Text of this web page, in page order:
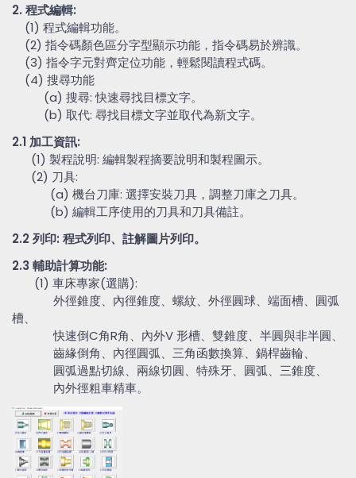
2. 程式編輯:
(1) 程式編輯功能。
(2) 指令碼顏色區分字型顯示功能，指令碼易於辨識。
(3) 指令字元對齊定位功能，輕鬆閱讀程式碼。
(4) 搜尋功能
(a) 搜尋: 快速尋找目標文字。
(b) 取代: 尋找目標文字並取代為新文字。
2.1 加工資訊:
(1) 製程說明: 編輯製程摘要說明和製程圖示。
(2) 刀具:
(a) 機台刀庫: 選擇安裝刀具，調整刀庫之刀具。
(b) 編輯工序使用的刀具和刀具備註。
2.2 列印: 程式列印、註解圖片列印。
2.3 輔助計算功能:
(1) 車床專家(選購):
外徑錐度、內徑錐度、螺紋、外徑圓球、端面槽、圓弧
槽、
快速倒C角R角、內外V 形槽、雙錐度、半圓與非半圓、
齒緣倒角、內徑圓弧、三角函數換算、鍋桿齒輪、
圓弧過點切線、兩線切圓、特殊牙、圓弧、三錐度、
內外徑粗車精車。